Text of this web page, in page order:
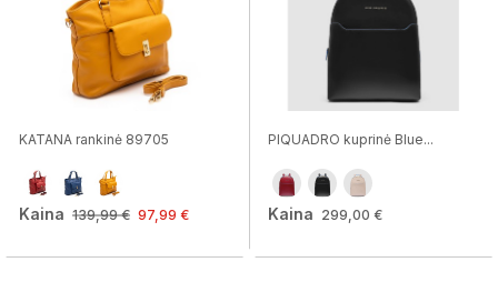
KATANA rankinė 89705
Kaina 139,99 € 97,99 €
PIQUADRO kuprinė Blue...
Kaina 299,00 €